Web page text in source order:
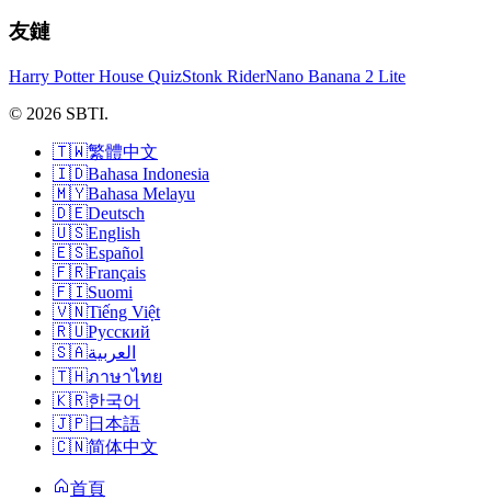
友鏈
Harry Potter House QuizStonk RiderNano Banana 2 Lite
© 2026 SBTI.
🇹🇼繁體中文
🇮🇩Bahasa Indonesia
🇲🇾Bahasa Melayu
🇩🇪Deutsch
🇺🇸English
🇪🇸Español
🇫🇷Français
🇫🇮Suomi
🇻🇳Tiếng Việt
🇷🇺Русский
🇸🇦العربية
🇹🇭ภาษาไทย
🇰🇷한국어
🇯🇵日本語
🇨🇳简体中文
首頁